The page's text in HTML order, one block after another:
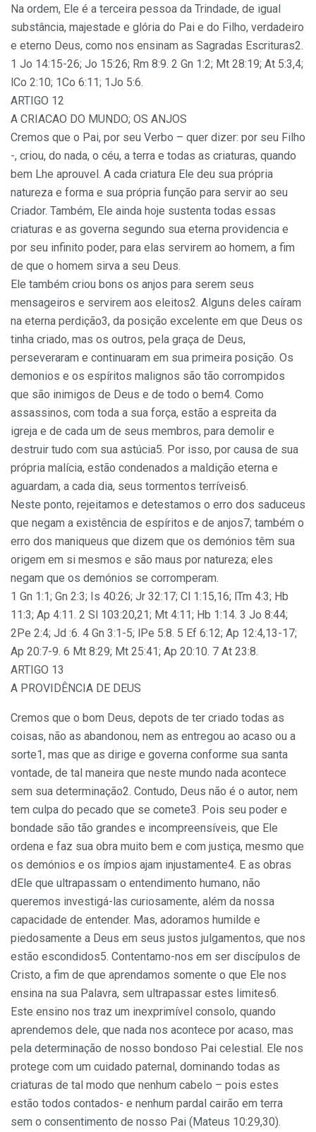
Na ordem, Ele é a terceira pessoa da Trindade, de igual
substância, majestade e glória do Pai e do Filho, verdadeiro
e eterno Deus, como nos ensinam as Sagradas Escrituras2.
1 Jo 14:15-26; Jo 15:26; Rm 8:9. 2 Gn 1:2; Mt 28:19; At 5:3,4;
lCo 2:10; 1Co 6:11; 1Jo 5:6.
ARTIGO 12
A CRIACAO DO MUNDO; OS ANJOS
Cremos que o Pai, por seu Verbo – quer dizer: por seu Filho
-, criou, do nada, o céu, a terra e todas as criaturas, quando
bem Lhe aprouvel. A cada criatura Ele deu sua própria
natureza e forma e sua própria função para servir ao seu
Criador. Também, Ele ainda hoje sustenta todas essas
criaturas e as governa segundo sua eterna providencia e
por seu infinito poder, para elas servirem ao homem, a fim
de que o homem sirva a seu Deus.
Ele também criou bons os anjos para serem seus
mensageiros e servirem aos eleitos2. Alguns deles caíram
na eterna perdição3, da posição excelente em que Deus os
tinha criado, mas os outros, pela graça de Deus,
perseveraram e continuaram em sua primeira posição. Os
demonios e os espíritos malignos são tão corrompidos
que são inimigos de Deus e de todo o bem4. Como
assassinos, com toda a sua força, estão a espreita da
igreja e de cada um de seus membros, para demolir e
destruir tudo com sua astúcia5. Por isso, por causa de sua
própria malícia, estão condenados a maldição eterna e
aguardam, a cada dia, seus tormentos terríveis6.
Neste ponto, rejeitamos e detestamos o erro dos saduceus
que negam a existência de espíritos e de anjos7; também o
erro dos maniqueus que dizem que os demónios têm sua
origem em si mesmos e são maus por natureza; eles
negam que os demónios se corromperam.
1 Gn 1:1; Gn 2:3; Is 40:26; Jr 32:17; Cl 1:15,16; lTm 4:3; Hb
11:3; Ap 4:11. 2 Sl 103:20,21; Mt 4:11; Hb 1:14. 3 Jo 8:44;
2Pe 2:4; Jd :6. 4 Gn 3:1-5; lPe 5:8. 5 Ef 6:12; Ap 12:4,13-17;
Ap 20:7-9. 6 Mt 8:29; Mt 25:41; Ap 20:10. 7 At 23:8.
ARTIGO 13
A PROVIDÊNCIA DE DEUS
Cremos que o bom Deus, depots de ter criado todas as
coisas, não as abandonou, nem as entregou ao acaso ou a
sorte1, mas que as dirige e governa conforme sua santa
vontade, de tal maneira que neste mundo nada acontece
sem sua determinação2. Contudo, Deus não é o autor, nem
tem culpa do pecado que se comete3. Pois seu poder e
bondade são tão grandes e incompreensíveis, que Ele
ordena e faz sua obra muito bem e com justiça, mesmo que
os demónios e os ímpios ajam injustamente4. E as obras
dEle que ultrapassam o entendimento humano, não
queremos investigá-las curiosamente, além da nossa
capacidade de entender. Mas, adoramos humilde e
piedosamente a Deus em seus justos julgamentos, que nos
estão escondidos5. Contentamo-nos em ser discípulos de
Cristo, a fim de que aprendamos somente o que Ele nos
ensina na sua Palavra, sem ultrapassar estes limites6.
Este ensino nos traz um inexprimível consolo, quando
aprendemos dele, que nada nos acontece por acaso, mas
pela determinação de nosso bondoso Pai celestial. Ele nos
protege com um cuidado paternal, dominando todas as
criaturas de tal modo que nenhum cabelo – pois estes
estão todos contados- e nenhum pardal cairão em terra
sem o consentimento de nosso Pai (Mateus 10:29,30).